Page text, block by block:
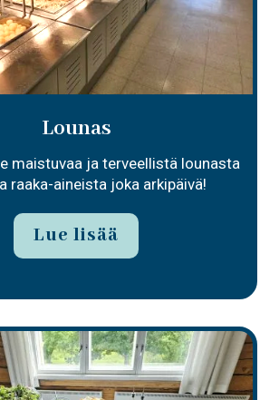
Lounas
maistuvaa ja terveellistä lounasta
raaka-aineista joka arkipäivä!
Lue lisää